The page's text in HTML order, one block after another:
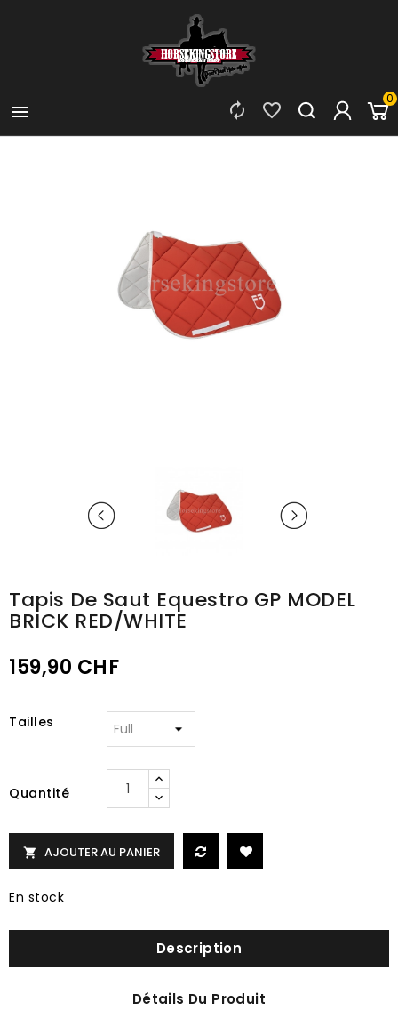

0


Tapis De Saut Equestro GP MODEL
BRICK RED/WHITE
159,90 CHF
Tailles
Quantité
 AJOUTER AU PANIER
En stock
Description
Détails Du Produit